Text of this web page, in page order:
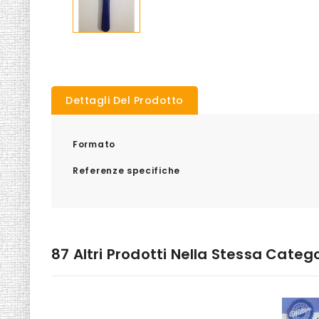
Dettagli Del Prodotto
Formato
Referenze specifiche
87 Altri Prodotti Nella Stessa